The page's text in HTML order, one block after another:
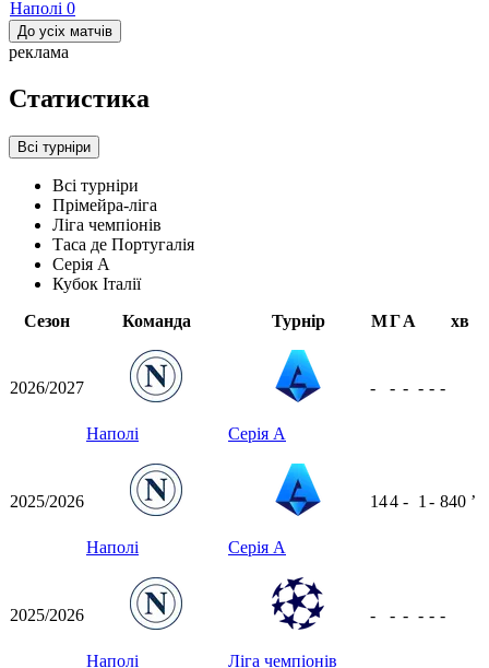
Наполі 0
До усіх матчів
реклама
Статистика
Всі турніри
Всі турніри
Прімейра-ліга
Ліга чемпіонів
Таса де Португалія
Серія А
Кубок Італії
Сезон
Команда Турнір МГА хв
2026/2027
Наполі Серія А
- - - - - -
2025/2026
Наполі Серія А
144 - 1 - 840 ʼ
2025/2026
Наполі Ліга чемпіонів
- - - - - -